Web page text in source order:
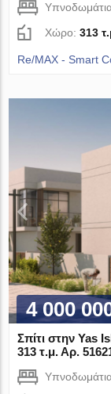
Χώρο:313
Re/MAX - Smart
4 000
Σπίτι στην Yas
313 τ.μ. Αρ.